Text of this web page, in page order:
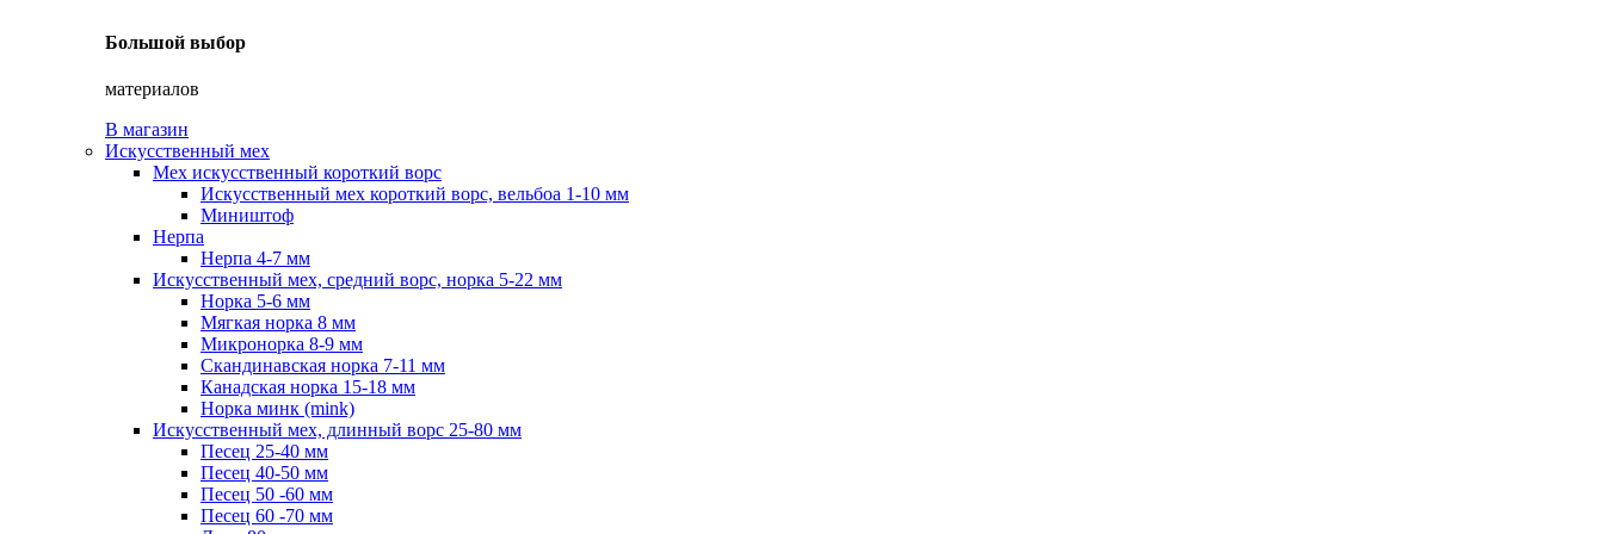
Большой выбор
материалов
В магазин
Искусственный мех
Мех искусственный короткий ворс
Искусственный мех короткий ворс, вельбоа 1-10 мм
Миништоф
Нерпа
Нерпа 4-7 мм
Искусственный мех, средний ворс, норка 5-22 мм
Норка 5-6 мм
Мягкая норка 8 мм
Микронорка 8-9 мм
Скандинавская норка 7-11 мм
Канадская норка 15-18 мм
Норка минк (mink)
Искусственный мех, длинный ворс 25-80 мм
Песец 25-40 мм
Песец 40-50 мм
Песец 50 -60 мм
Песец 60 -70 мм